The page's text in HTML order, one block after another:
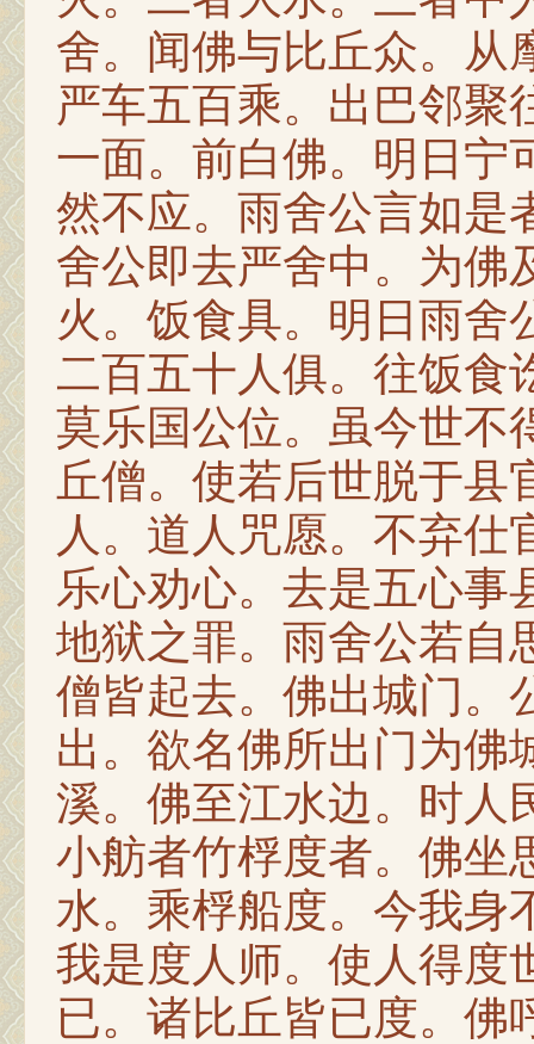
舍。闻佛与比丘众。从
严车五百乘。出巴邻聚
一面。前白佛。明日宁
然不应。雨舍公言如是
舍公即去严舍中。为佛
火。饭食具。明日雨舍
二百五十人俱。往饭食
莫乐国公位。虽今世不
丘僧。使若后世脱于县
人。道人咒愿。不弃仕
乐心劝心。去是五心事
地狱之罪。雨舍公若自
僧皆起去。佛出城门。
出。欲名佛所出门为佛
溪。佛至江水边。时人
小舫者竹桴度者。佛坐
水。乘桴船度。今我身
我是度人师。使人得度
已。诸比丘皆已度。佛